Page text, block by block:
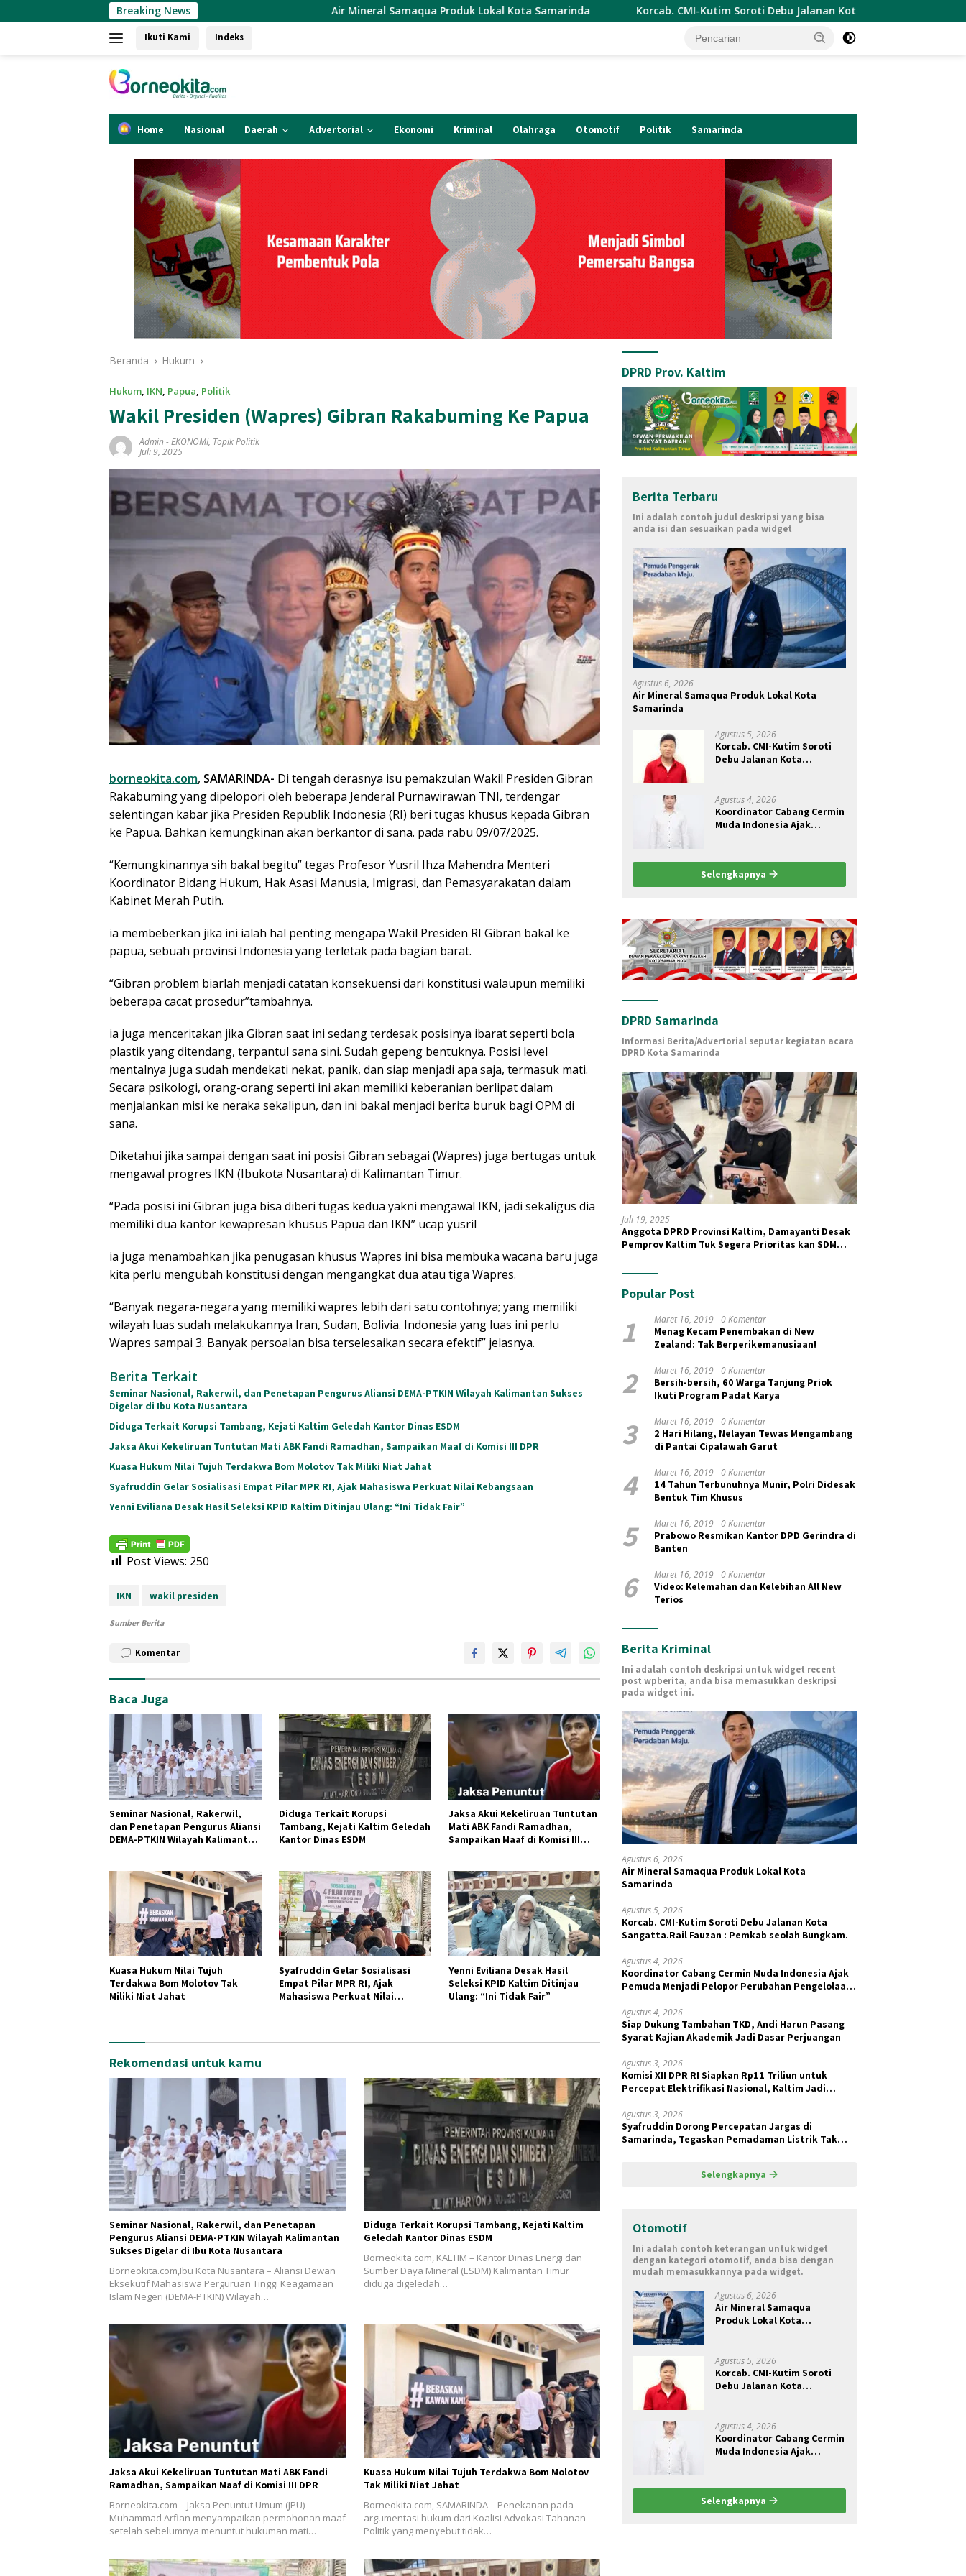
ke
Breaking News Air Mineral Samaqua Produk Lokal Kota Samarinda Korcab. CMI-Kutim Soroti Debu Jalanan Kota Sangatta.Rail Fauzan : Pemkab seolah
Ikuti Kami Indeks
Home Nasional Daerah Advertorial Ekonomi Kriminal Olahraga Otomotif Politik Samarinda
Beranda Hukum
Hukum, IKN, Papua, Politik
Wakil Presiden (Wapres) Gibran Rakabuming Ke Papua
Admin-EKONOMI, Topik Politik
Juli 9, 2025
borneokita.com, SAMARINDA- Di tengah derasnya isu pemakzulan Wakil Presiden Gibran
Rakabuming yang dipelopori oleh beberapa Jenderal Purnawirawan TNI, terdengar
selentingan kabar jika Presiden Republik Indonesia (RI) beri tugas khusus kepada Gibran
ke Papua. Bahkan kemungkinan akan berkantor di sana. pada rabu 09/07/2025.
“Kemungkinannya sih bakal begitu” tegas Profesor Yusril Ihza Mahendra­ Menteri
Koordinator Bidang Hukum, Hak Asasi Manusia, Imigrasi, dan Pemasyarakatan dalam
Kabinet Merah Putih.
ia membeberkan jika ini ialah hal penting mengapa Wakil Presiden RI Gibran bakal ke
papua, sebuah provinsi Indonesia yang terletak pada bagian barat.
“Gibran problem biarlah menjadi catatan konsekuensi dari konstitusi walaupun memiliki
beberapa cacat prosedur”tambahnya.
ia juga menceritakan jika Gibran saat ini sedang terdesak posisinya ibarat seperti bola
plastik yang ditendang, terpantul sana sini. Sudah gepeng bentuknya. Posisi level
mentalnya juga sudah mendekati nekat, panik, dan siap menjadi apa saja, termasuk mati.
Secara psikologi, orang-orang seperti ini akan memiliki keberanian berlipat dalam
menjalankan misi ke neraka sekalipun, dan ini bakal menjadi berita buruk bagi OPM di
sana.
Diketahui jika sampai dengan saat ini posisi Gibran sebagai (Wapres) juga bertugas untuk
mengawal progres IKN (Ibukota Nusantara) di Kalimantan Timur.
“Pada posisi ini Gibran juga bisa diberi tugas kedua yakni mengawal IKN, jadi sekaligus dia
memiliki dua kantor kewapresan khusus Papua dan IKN” ucap yusril
ia juga menambahkan jika penugasan khusus Wapres ini bisa membuka wacana baru juga
kita perlu mengubah konstitusi dengan mengangkat dua atau tiga Wapres.
“Banyak negara-negara yang memiliki wapres lebih dari satu contohnya; yang memiliki
wilayah luas sudah melakukannya Iran, Sudan, Bolivia. Indonesia yang luas ini perlu
Wapres sampai 3. Banyak persoalan bisa terselesaikan secara efektif” jelasnya.
Berita Terkait
Seminar Nasional, Rakerwil, dan Penetapan Pengurus Aliansi DEMA-PTKIN Wilayah Kalimantan Sukses
Digelar di Ibu Kota Nusantara
Diduga Terkait Korupsi Tambang, Kejati Kaltim Geledah Kantor Dinas ESDM
Jaksa Akui Kekeliruan Tuntutan Mati ABK Fandi Ramadhan, Sampaikan Maaf di Komisi III DPR
Kuasa Hukum Nilai Tujuh Terdakwa Bom Molotov Tak Miliki Niat Jahat
Syafruddin Gelar Sosialisasi Empat Pilar MPR RI, Ajak Mahasiswa Perkuat Nilai Kebangsaan
Yenni Eviliana Desak Hasil Seleksi KPID Kaltim Ditinjau Ulang: “Ini Tidak Fair”
Post Views: 250
IKN wakil presiden
Sumber Berita
Komentar
Baca Juga
Seminar Nasional, Rakerwil,
dan Penetapan Pengurus Aliansi
DEMA-PTKIN Wilayah Kalimantan
Diduga Terkait Korupsi
Tambang, Kejati Kaltim Geledah
Kantor Dinas ESDM
Jaksa Akui Kekeliruan Tuntutan
Mati ABK Fandi Ramadhan,
Sampaikan Maaf di Komisi III
Kuasa Hukum Nilai Tujuh
Terdakwa Bom Molotov Tak
Miliki Niat Jahat
Syafruddin Gelar Sosialisasi
Empat Pilar MPR RI, Ajak
Mahasiswa Perkuat Nilai
Yenni Eviliana Desak Hasil
Seleksi KPID Kaltim Ditinjau
Ulang: “Ini Tidak Fair”
Rekomendasi untuk kamu
Seminar Nasional, Rakerwil, dan Penetapan
Pengurus Aliansi DEMA-PTKIN Wilayah Kalimantan
Sukses Digelar di Ibu Kota Nusantara
Borneokita.com,Ibu Kota Nusantara – Aliansi Dewan
Eksekutif Mahasiswa Perguruan Tinggi Keagamaan
Islam Negeri (DEMA-PTKIN) Wilayah…
Diduga Terkait Korupsi Tambang, Kejati Kaltim
Geledah Kantor Dinas ESDM
Borneokita.com, KALTIM – Kantor Dinas Energi dan
Sumber Daya Mineral (ESDM) Kalimantan Timur
diduga digeledah…
Jaksa Akui Kekeliruan Tuntutan Mati ABK Fandi
Ramadhan, Sampaikan Maaf di Komisi III DPR
Borneokita.com – Jaksa Penuntut Umum (JPU)
Muhammad Arfian menyampaikan permohonan maaf
setelah sebelumnya menuntut hukuman mati…
Kuasa Hukum Nilai Tujuh Terdakwa Bom Molotov
Tak Miliki Niat Jahat
Borneokita.com, SAMARINDA – Penekanan pada
argumentasi hukum dari Koalisi Advokasi Tahanan
Politik yang menyebut tidak…
DPRD Prov. Kaltim
Berita Terbaru
Ini adalah contoh judul deskripsi yang bisa
anda isi dan sesuaikan pada widget
Agustus 6, 2026
Air Mineral Samaqua Produk Lokal Kota
Samarinda
Agustus 5, 2026
Korcab. CMI-Kutim Soroti
Debu Jalanan Kota
Agustus 4, 2026
Koordinator Cabang Cermin
Muda Indonesia Ajak
Sampah Berkelanjutan
Selengkapnya
DPRD Samarinda
Informasi Berita/Advertorial seputar kegiatan acara
DPRD Kota Samarinda
Juli 19, 2025
Anggota DPRD Provinsi Kaltim, Damayanti Desak
Pemprov Kaltim Tuk Segera Prioritas kan SDM
Popular Post
1 Maret 16, 2019 0 Komentar
Menag Kecam Penembakan di New
Zealand: Tak Berperikemanusiaan!
2 Maret 16, 2019 0 Komentar
Bersih-bersih, 60 Warga Tanjung Priok
Ikuti Program Padat Karya
3 Maret 16, 2019 0 Komentar
2 Hari Hilang, Nelayan Tewas Mengambang
di Pantai Cipalawah Garut
4 Maret 16, 2019 0 Komentar
14 Tahun Terbunuhnya Munir, Polri Didesak
Bentuk Tim Khusus
5 Maret 16, 2019 0 Komentar
Prabowo Resmikan Kantor DPD Gerindra di
Banten
6 Maret 16, 2019 0 Komentar
Video: Kelemahan dan Kelebihan All New
Terios
Berita Kriminal
Ini adalah contoh deskripsi untuk widget recent
post wpberita, anda bisa memasukkan deskripsi
pada widget ini.
Agustus 6, 2026
Air Mineral Samaqua Produk Lokal Kota
Samarinda
Agustus 5, 2026
Korcab. CMI-Kutim Soroti Debu Jalanan Kota
Sangatta.Rail Fauzan : Pemkab seolah Bungkam.
Agustus 4, 2026
Koordinator Cabang Cermin Muda Indonesia Ajak
Pemuda Menjadi Pelopor Perubahan Pengelolaan
Agustus 4, 2026
Siap Dukung Tambahan TKD, Andi Harun Pasang
Syarat Kajian Akademik Jadi Dasar Perjuangan
Agustus 3, 2026
Komisi XII DPR RI Siapkan Rp11 Triliun untuk
Percepat Elektrifikasi Nasional, Kaltim Jadi
Agustus 3, 2026
Syafruddin Dorong Percepatan Jargas di
Samarinda, Tegaskan Pemadaman Listrik Tak
Selengkapnya
Otomotif
Ini adalah contoh keterangan untuk widget
dengan kategori otomotif, anda bisa dengan
mudah memasukkannya pada widget.
Agustus 6, 2026
Air Mineral Samaqua
Produk Lokal Kota
Agustus 5, 2026
Korcab. CMI-Kutim Soroti
Debu Jalanan Kota
Agustus 4, 2026
Koordinator Cabang Cermin
Muda Indonesia Ajak
Sampah Berkelanjutan
Selengkapnya